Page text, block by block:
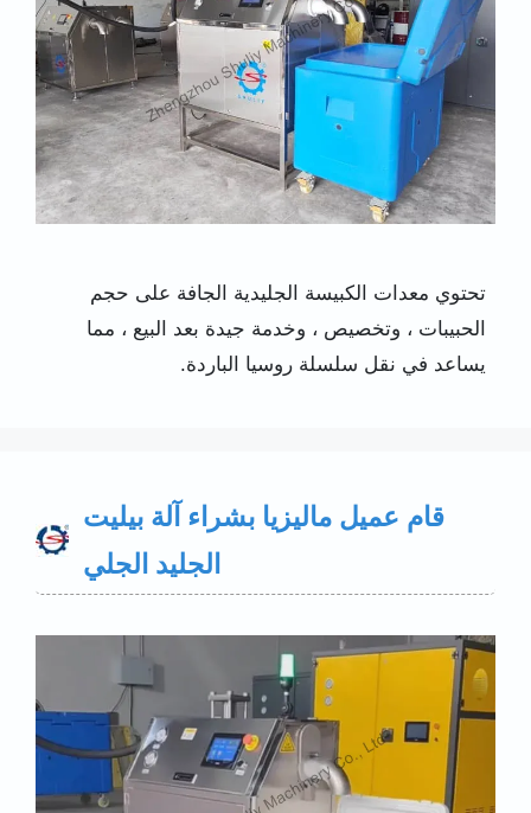
تحتوي معدات الكبيسة الجليدية الجافة على حجم
الحبيبات ، وتخصيص ، وخدمة جيدة بعد البيع ، مما
يساعد في نقل سلسلة روسيا الباردة.
قام عميل ماليزيا بشراء آلة بيليت
الجليد الجلي